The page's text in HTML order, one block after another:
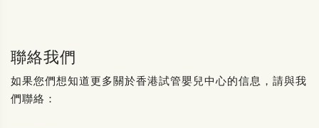
聯絡我們
如果您們想知道更多關於香港試管嬰兒中心的信息，請與我
們聯絡：